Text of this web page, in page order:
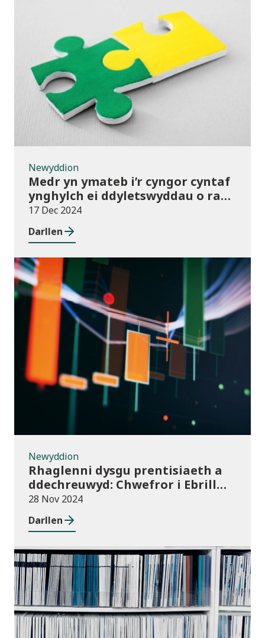
Newyddion
Newyddion
Medr yn ymateb i’r cyngor cyntaf
ynghylch ei ddyletswyddau o ran
y Gymraeg
17 Dec 2024
Darllen
Newyddion
Newyddion
Rhaglenni dysgu prentisiaeth a
ddechreuwyd: Chwefror i Ebrill
2024 (dros dro)
28 Nov 2024
Darllen